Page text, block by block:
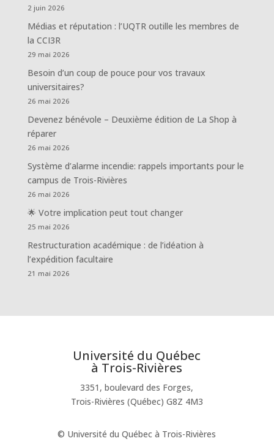
2 juin 2026
Médias et réputation : l’UQTR outille les membres de
la CCI3R
29 mai 2026
Besoin d’un coup de pouce pour vos travaux
universitaires?
26 mai 2026
Devenez bénévole – Deuxième édition de La Shop à
réparer
26 mai 2026
Système d’alarme incendie: rappels importants pour le
campus de Trois-Rivières
26 mai 2026
🌟 Votre implication peut tout changer
25 mai 2026
Restructuration académique : de l’idéation à
l’expédition facultaire
21 mai 2026
Université du Québec
à Trois-Rivières
3351, boulevard des Forges,
Trois-Rivières (Québec) G8Z 4M3
© Université du Québec à Trois-Rivières